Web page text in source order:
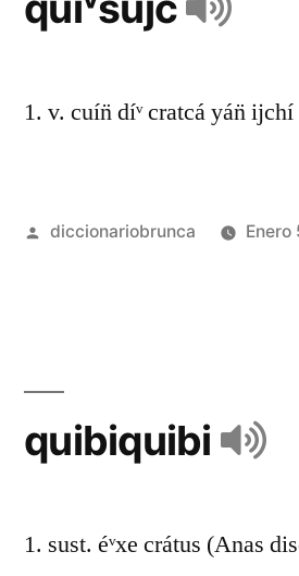
1. v. cuín̈ díᵛ cratcá yán̈
diccionariobrunca Enero
quibiquibi
1. sust. éᵛxe crátus (Anas